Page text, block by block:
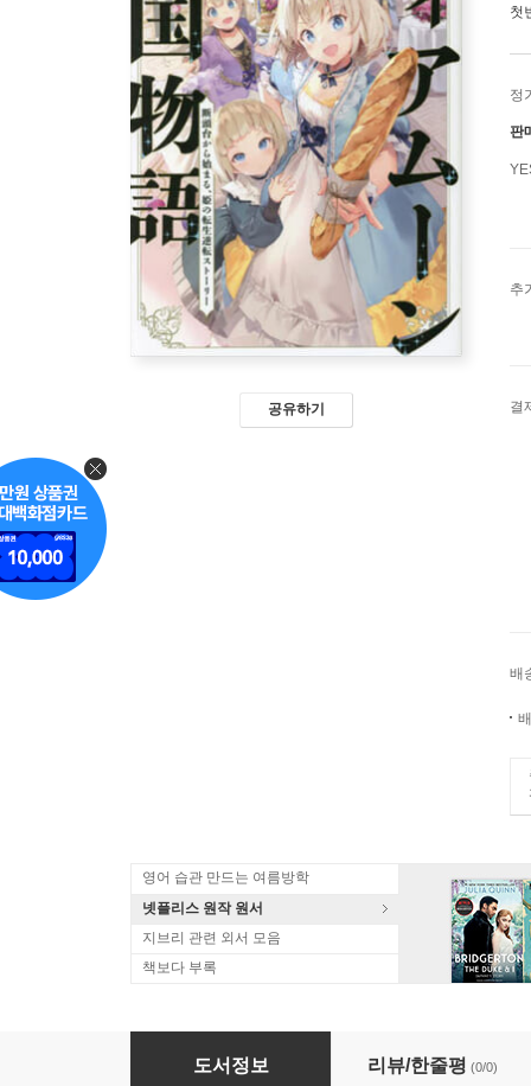
공유하기
첫
정
판
추
결
배
영어 습관 만드는 여름방학
넷플리스 원작 원서
지브리 관련 외서 모음
책보다 부록
ティアム-ン帝國物語(12)
도서정보 리뷰/한줄평 (0/0)